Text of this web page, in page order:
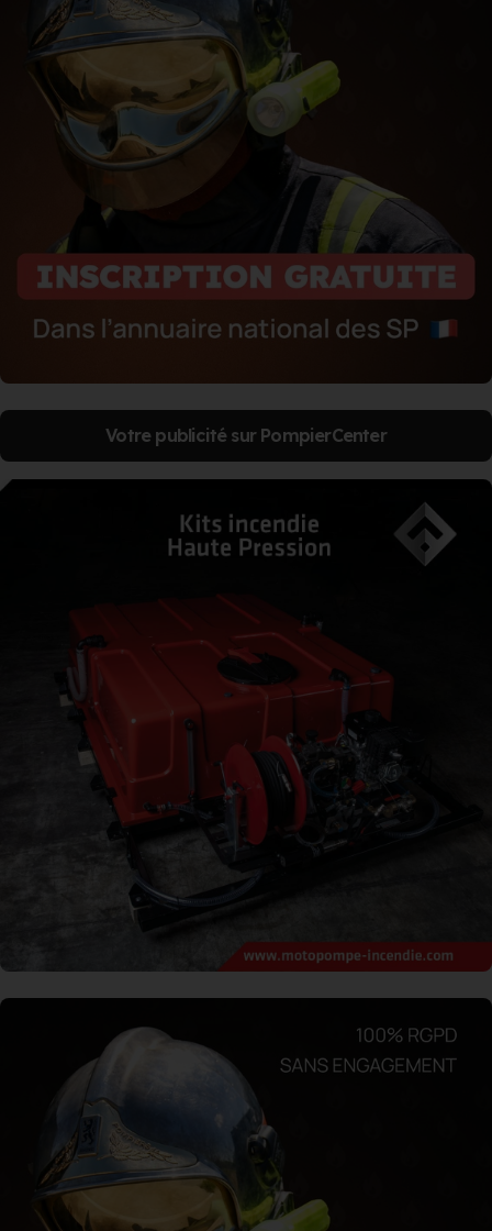
Votre publicité sur PompierCenter